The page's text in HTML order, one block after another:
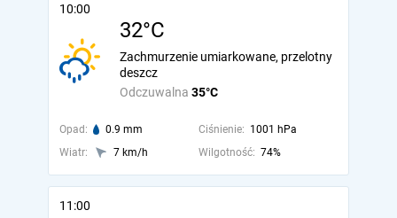
10:00
32°C
Odczuwalna 35°C
Zachmurzenie umiarkowane, przelotny
deszcz
Opad: 0.9 mm Ciśnienie: 1001 hPa
Wiatr:
7 km/h Wilgotność: 74%
11:00